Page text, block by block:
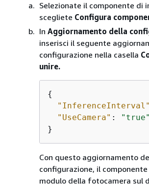
Selezionate il componente di
scegliete Configura
In Aggiornamento della
inserisci il seguente
configurazione nella casella
unire.
{
"InferenceInterval"
"UseCamera" :
"true"
}
Con questo aggiornamento
configurazione, il
modulo della fotocamera sul